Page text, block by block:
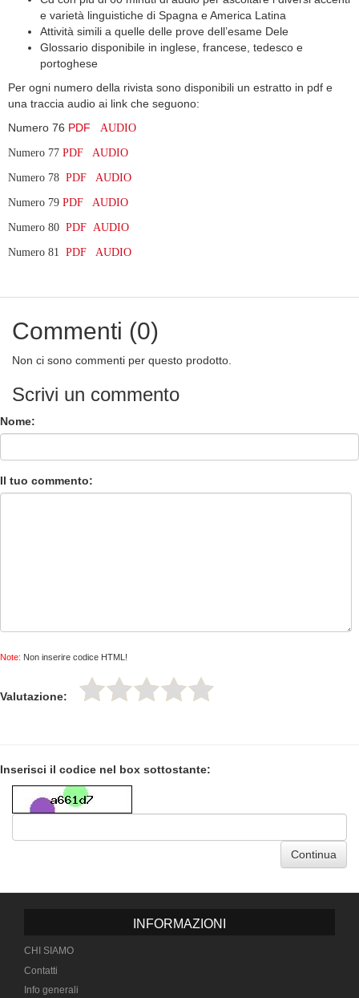
e varietà linguistiche di Spagna e America Latina
Attività simili a quelle delle prove dell’esame Dele
Glossario disponibile in inglese, francese, tedesco e
portoghese
Per ogni numero della rivista sono disponibili un estratto in pdf e
una traccia audio ai link che seguono:
Numero 76 PDF AUDIO
Numero 77 PDF AUDIO
Numero 78 PDF AUDIO
Numero 79 PDF AUDIO
Numero 80 PDF AUDIO
Numero 81 PDF AUDIO
Commenti (0)
Non ci sono commenti per questo prodotto.
Scrivi un commento
Nome:
Il tuo commento:
Note: Non inserire codice HTML!
Valutazione:
Inserisci il codice nel box sottostante:
Continua
INFORMAZIONI
CHI SIAMO
Contatti
Info generali